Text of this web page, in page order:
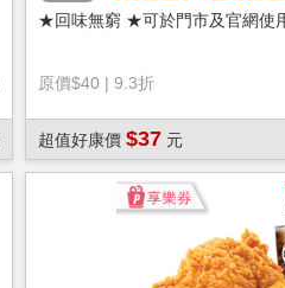
★回味無窮 ★可於門市及官網使
原價$40 | 9.3折
超值好康價 $37 元